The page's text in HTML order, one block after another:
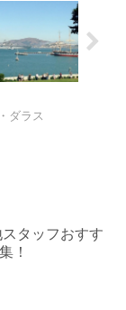
ダラス
スタッフおすす
！